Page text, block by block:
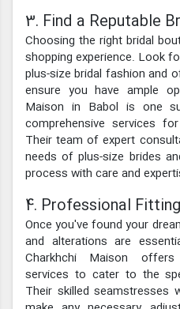
3. Find a Reputable
Choosing the right bridal
shopping experience. Look
plus-size bridal fashion and
ensure you have ample
Maison in Babol is one
comprehensive services
Their team of expert
needs of plus-size brides
process with care and
4. Professional
Once you've found your
and alterations are
Charkhchi Maison offers
services to cater to the
Their skilled seamstresses